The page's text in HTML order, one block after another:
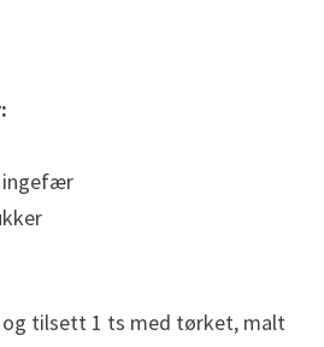
ingefær
og tilsett 1 ts med tørket, malt